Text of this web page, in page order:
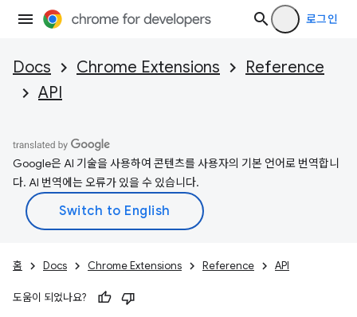
로그인
Docs Chrome Extensions
Reference
API
Google은 AI 기술을 사용하여 콘텐츠를 사용자의 기본 언어로 번역합니
다. AI 번역에는 오류가 있을 수 있습니다.
홈 Docs Chrome Extensions Reference API
도움이 되었나요?